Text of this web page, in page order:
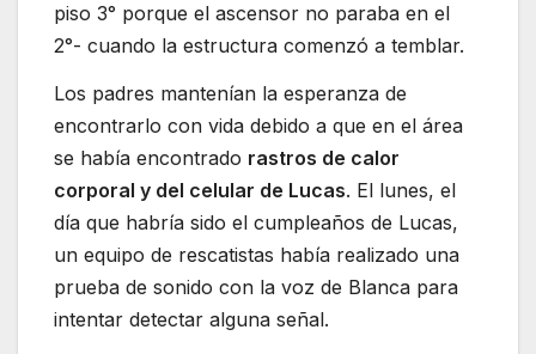
piso 3° porque el ascensor no paraba en el
2°- cuando la estructura comenzó a temblar.
Los padres mantenían la esperanza de
encontrarlo con vida debido a que en el área
se había encontrado rastros de calor
corporal y del celular de Lucas. El lunes, el
día que habría sido el cumpleaños de Lucas,
un equipo de rescatistas había realizado una
prueba de sonido con la voz de Blanca para
intentar detectar alguna señal.